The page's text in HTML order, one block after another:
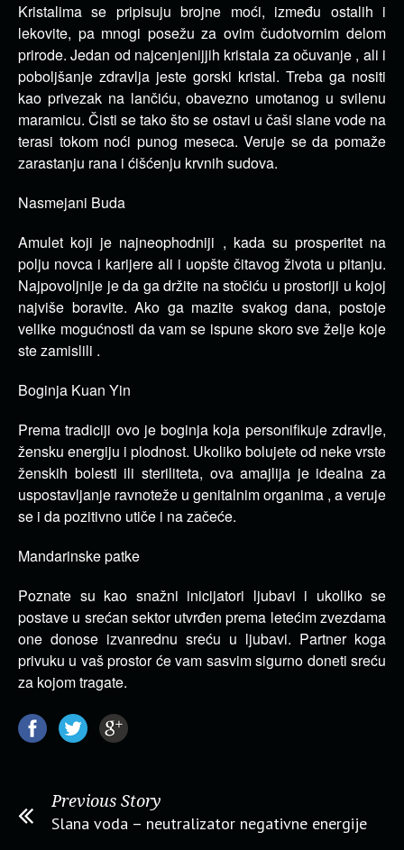
Kristalima se pripisuju brojne moći, između ostalih i
lekovite, pa mnogi posežu za ovim čudotvornim delom
prirode. Jedan od najcenjenijjih kristala za očuvanje , ali i
poboljšanje zdravlja jeste gorski kristal. Treba ga nositi
kao privezak na lančiću, obavezno umotanog u svilenu
maramicu. Čisti se tako što se ostavi u čaši slane vode na
terasi tokom noći punog meseca. Veruje se da pomaže
zarastanju rana i ćišćenju krvnih sudova.
Nasmejani Buda
Amulet koji je najneophodniji , kada su prosperitet na
polju novca i karijere ali i uopšte čitavog života u pitanju.
Najpovoljnije je da ga držite na stočiću u prostoriji u kojoj
najviše boravite. Ako ga mazite svakog dana, postoje
velike mogućnosti da vam se ispune skoro sve želje koje
ste zamislili .
Boginja Kuan Yin
Prema tradiciji ovo je boginja koja personifikuje zdravlje,
žensku energiju i plodnost. Ukoliko bolujete od neke vrste
ženskih bolesti ili steriliteta, ova amajlija je idealna za
uspostavljanje ravnoteže u genitalnim organima , a veruje
se i da pozitivno utiče i na začeće.
Mandarinske patke
Poznate su kao snažni inicijatori ljubavi i ukoliko se
postave u srećan sektor utvrđen prema letećim zvezdama
one donose izvanrednu sreću u ljubavi. Partner koga
privuku u vaš prostor će vam sasvim sigurno doneti sreću
za kojom tragate.
Previous Story
Slana voda – neutralizator negativne energije